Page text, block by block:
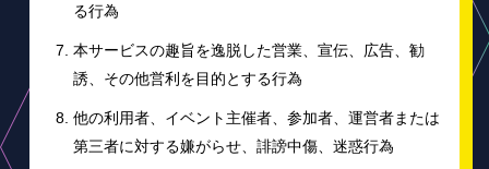
る行為
本サービスの趣旨を逸脱した営業、宣伝、広告、勧
誘、その他営利を目的とする行為
他の利用者、イベント主催者、参加者、運営者または
第三者に対する嫌がらせ、誹謗中傷、迷惑行為